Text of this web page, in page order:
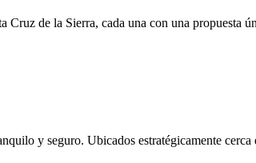
Cruz de la Sierra, cada una con una propuesta
y seguro. Ubicados estratégicamente